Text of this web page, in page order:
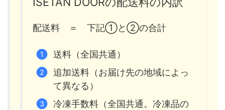
配送料 ＝ 下記①と②の合計
送料（全国共通）
追加送料（お届け先の地域によっ
て異なる）
冷凍手数料（全国共通。冷凍品の